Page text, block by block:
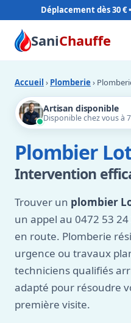
Déplacement dès 30 €
SaniChauffe
Accueil › Plomberie ›
Artisan disponible
Disponible chez vous à
Plombier
Intervention
Trouver un plombier
un appel au 0472 53
en route. Plomberie
urgence ou travaux
techniciens qualifiés
adapté pour résoudre
première visite.